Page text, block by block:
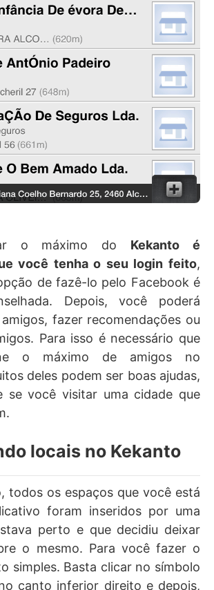
o máximo do Kekanto é
você tenha o seu login feito,
de fazê-lo pelo Facebook é
Depois, você poderá
fazer recomendações ou
Para isso é necessário que
o máximo de amigos no
deles podem ser boas ajudas,
se você visitar uma cidade que
locais no Kekanto
todos os espaços que você está
foram inseridos por uma
perto e que decidiu deixar
o mesmo. Para você fazer o
simples. Basta clicar no símbolo
canto inferior direito e depois,